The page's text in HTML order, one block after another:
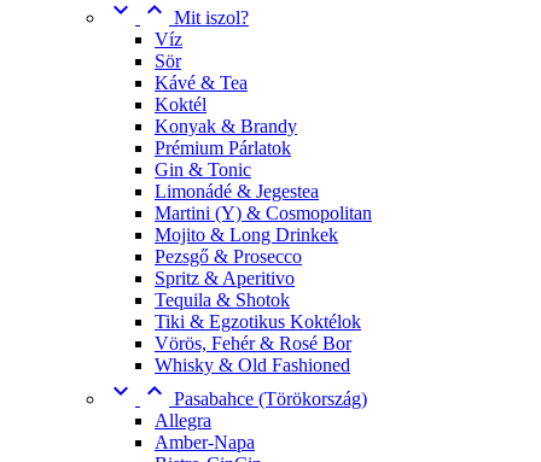
  Mit iszol?
Víz
Sör
Kávé & Tea
Koktél
Konyak & Brandy
Prémium Párlatok
Gin & Tonic
Limonádé & Jegestea
Martini (Y) & Cosmopolitan
Mojito & Long Drinkek
Pezsgő & Prosecco
Spritz & Aperitivo
Tequila & Shotok
Tiki & Egzotikus Koktélok
Vörös, Fehér & Rosé Bor
Whisky & Old Fashioned
  Pasabahce (Törökország)
Allegra
Amber-Napa